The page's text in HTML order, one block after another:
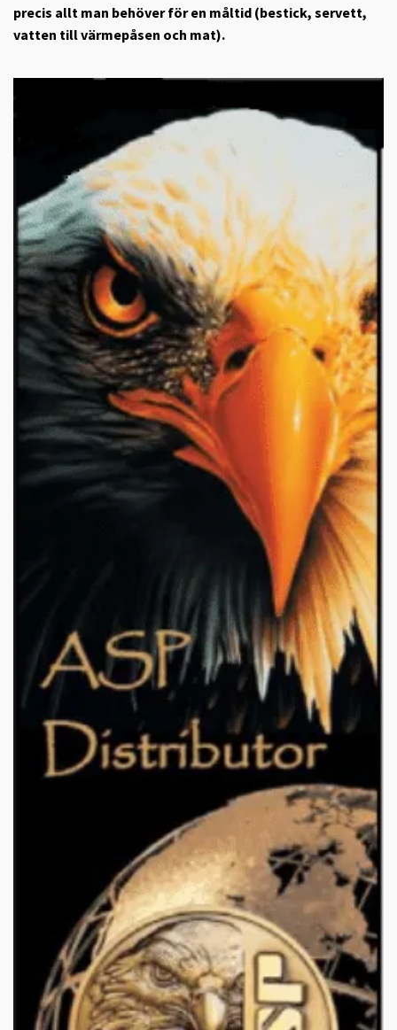
precis allt man behöver för en måltid (bestick, servett,
vatten till värmepåsen och mat).